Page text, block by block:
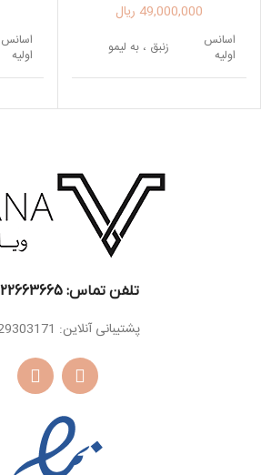
49,000,000 ریال
اسانس
اولیه
زنبق ، به لیمو
میانی
برگ بنفشه
سفید
اسانس
اولیه
اسانس
پایه
تلفن تماس: 22663665-021​
پشتیبانی آنلاین: 09129303171